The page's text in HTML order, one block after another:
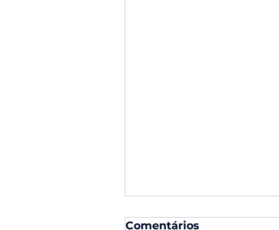
Comentários